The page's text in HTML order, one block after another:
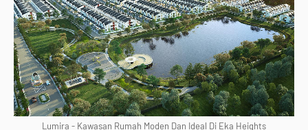
Lumira - Kawasan Rumah Moden Dan Ideal Di Eka Heights